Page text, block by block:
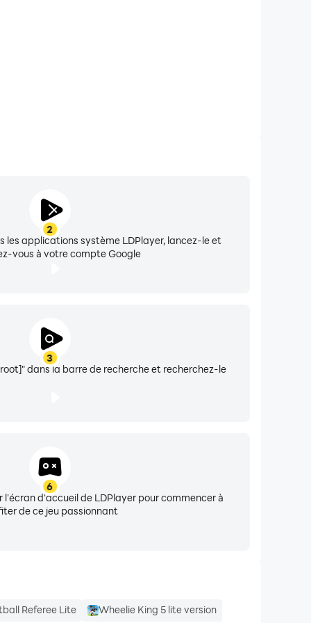
2
les applications système LDPlayer, lancez-le et
vous à votre compte Google
3
dans la barre de recherche et recherchez-le
6
l'écran d'accueil de LDPlayer pour commencer à
de ce jeu passionnant
Referee Lite
Wheelie King 5 lite version